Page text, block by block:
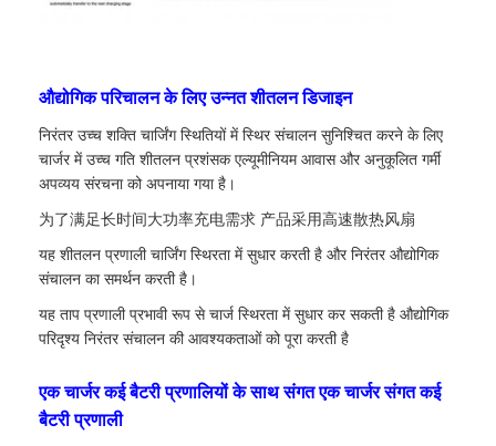
औद्योगिक परिचालन के लिए उन्नत शीतलन डिजाइन
निरंतर उच्च शक्ति चार्जिंग स्थितियों में स्थिर संचालन सुनिश्चित करने के लिए
चार्जर में उच्च गति शीतलन प्रशंसक एल्यूमीनियम आवास और अनुकूलित गर्मी
अपव्यय संरचना को अपनाया गया है।
为了满足长时间大功率充电需求 产品采用高速散热风扇
यह शीतलन प्रणाली चार्जिंग स्थिरता में सुधार करती है और निरंतर औद्योगिक
संचालन का समर्थन करती है।
यह ताप प्रणाली प्रभावी रूप से चार्ज स्थिरता में सुधार कर सकती है औद्योगिक
परिदृश्य निरंतर संचालन की आवश्यकताओं को पूरा करती है
एक चार्जर कई बैटरी प्रणालियों के साथ संगत एक चार्जर संगत कई
बैटरी प्रणाली